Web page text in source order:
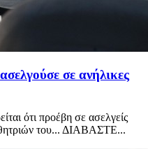
σε ανήλικες
ότι προέβη σε ασελγείς
του... ΔΙΑΒΑΣΤΕ...